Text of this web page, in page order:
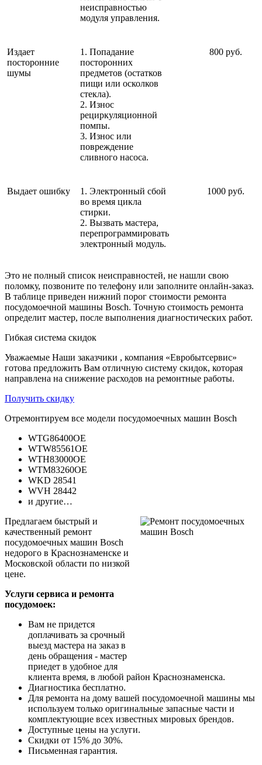
неисправностью
модуля управления.
Издает
посторонние
шумы
1. Попадание
посторонних
предметов (остатков
пищи или осколков
стекла).
2. Износ
рециркуляционной
помпы.
3. Износ или
повреждение
сливного насоса.
800 руб.
Выдает ошибку
1. Электронный сбой
во время цикла
стирки.
2. Вызвать мастера,
перепрограммировать
электронный модуль.
1000 руб.
Это не полный список неисправностей, не нашли свою
поломку, позвоните по телефону или заполните онлайн-заказ.
В таблице приведен нижний порог стоимости ремонта
посудомоечной машины Bosch. Точную стоимость ремонта
определит мастер, после выполнения диагностических работ.
Гибкая система скидок
Уважаемые Наши заказчики , компания «Евробытсервис»
готова предложить Вам отличную систему скидок, которая
направлена на снижение расходов на ремонтные работы.
Получить скидку
Отремонтируем все модели посудомоечных машин Bosch
WTG86400OE
WTW85561OE
WTH83000OE
WTM83260OE
WKD 28541
WVH 28442
и другие…
Предлагаем быстрый и
качественный ремонт
посудомоечных машин Bosch
недорого в Краснознаменске и
Московской области по низкой
цене.
Услуги сервиса и ремонта
посудомоек:
Вам не придется
доплачивать за срочный
выезд мастера на заказ в
день обращения - мастер
приедет в удобное для
клиента время, в любой район Краснознаменска.
Диагностика бесплатно.
Для ремонта на дому вашей посудомоечной машины мы
используем только оригинальные запасные части и
комплектующие всех известных мировых брендов.
Доступные цены на услуги.
Скидки от 15% до 30%.
Письменная гарантия.